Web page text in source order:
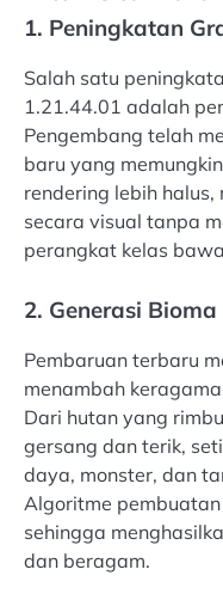
1. Peningkatan
Salah satu
1.21.44.01 adalah
Pengembang telah
baru yang
rendering lebih
secara visual tanpa
perangkat kelas
2. Generasi
Pembaruan terbaru
menambah
Dari hutan yang
gersang dan terik,
daya, monster, dan
Algoritme
sehingga
dan beragam.